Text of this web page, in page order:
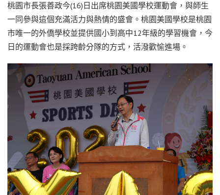
桃園市長張善政今(16)日出席桃園美國學校運動會，與師生
一同參與這個充滿活力與熱情的盛會。桃園美國學校是桃園
市唯一的外僑學校並提供國小到高中12年級的學習機會，今
日的運動會也是採跨齡分隊的方式，活潑歡愉進場。